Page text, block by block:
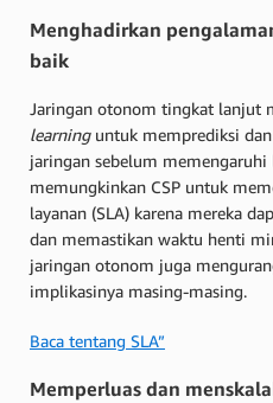
Menghadirkan
baik
Jaringan otonom tingkat lanjut
learninguntuk memprediksi
jaringan sebelum memengaruhi
memungkinkan CSP untuk
layanan (SLA) karena mereka
dan memastikan waktu henti
jaringan otonom juga
implikasinya masing-masing.
Baca tentang SLA”
Memperluas dan